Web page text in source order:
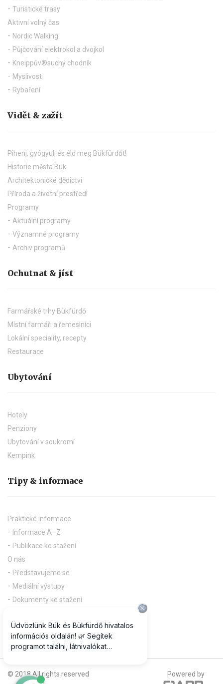
Turistické trasy
Aktivní volný čas
Nordic Walking
Půjčování elektrokol a dvojkol
Kneippův®suchý chodník
Myslivost
Rybaření
Vidět & zažít
Pihenj, gyógyulj és éld meg Bükfürdőt!
Historie města Bük
Architektonické dědictví
Příroda a životní prostředí
Programy
Aktuální programy
Významné programy
Archiv programů
Ochutnat & jíst
Farmářské trhy Bükfürdő
Místní farmáři a řemeslníci
Lokální speciality, recepty
Restaurace
Ubytování
Hotely
Penziony
Ubytování v soukromí
Kempink
Tipy & informace
Praktické informace
Informace A–Z
Publikace ke stažení
O nás
Představujeme se
Mediální výstupy
Dokumenty ke stažení
Pályázatok
© 2018 All rights reserved
Powered by